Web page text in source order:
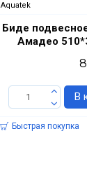
Aquatek
Биде
Амадео
В
Быстрая покупка